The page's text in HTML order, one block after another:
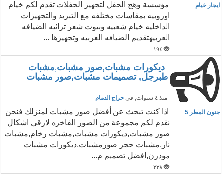
ايجار خيام
مؤسسة وهج الحفل لتجهيز الحفلات تقدم لكم خيام
اوروبيه بمقاسات مختلفه مع التبريد والتجهيزات
الداخليه خيام شعبيه وبيوت شعر تراثيه الضيافه
العربيهتقديم الضيافه العربيه وتجهيزها ...
١٩٤
ديكورات مشبات,صور مشبات,مشبات
طبرجل, تصميمات مشبات,صور مشبات
منذ ٤ سنوات , في حراج الدمام
جنون المطر 5
اذا كنت تبحث عن أفضل صور مشبات لمنزلك فنحن
نقدم لكم مجموعة من الصور الفاخره لارقى اشكال
صور مشبات,ديكورات مشبات,مشبات رخام,مشبات
نار,مشبات حجر صورمشبات,ديكورات مشبات
مودرن,افضل تصميم م...
٢٣٨